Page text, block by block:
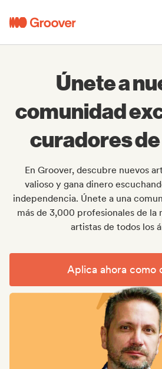
Únete a
comunidad
curadores
En Groover, descubre nuevos
valioso y gana dinero
independencia. Únete a una
más de 3,000 profesionales de la
artistas de todos los
Aplica ahora como